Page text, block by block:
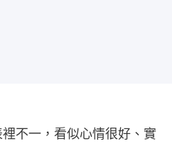
不一，看似心情很好、實